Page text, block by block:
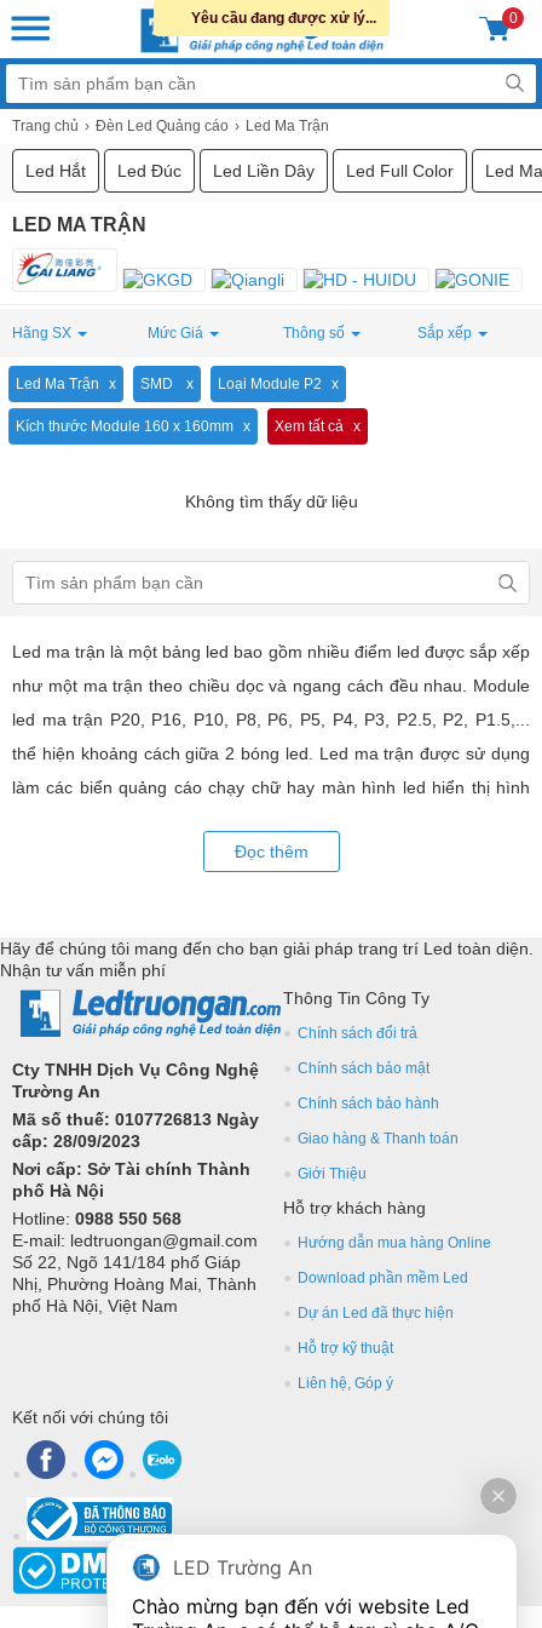
0
Trang chủ Đèn Led Quảng cáo Led Ma Trận
Led Hắt Led Đúc Led Liền Dây Led Full Color Led
LED MA TRẬN
Hãng SX Mức Giá Thông số Sắp xếp
Led Ma Trận SMD Loại Module P2
Kích thước Module 160 x 160mm Xem tất cả
Không tìm thấy dữ liệu
Led ma trận là một bảng led bao gồm nhiều điểm led được sắp xếp
như một ma trận theo chiều dọc và ngang cách đều nhau. Module
led ma trận P20, P16, P10, P8, P6, P5, P4, P3, P2.5, P2, P1.5,...
thể hiện khoảng cách giữa 2 bóng led. Led ma trận được sử dụng
làm các biển quảng cáo chạy chữ hay màn hình led hiển thị hình
nhiều lĩnh vực của cuộc sống. LED Trường An cung cấp tất cả các
YRL,...Tư vấn giả pháp, hỗ trợ kỹ thuật chuyên sâu cho các
ứng dụng trang trí led.
Đọc thêm
Hãy để chúng tôi mang đến cho bạn giải pháp trang trí Led toàn diện.
Nhận tư vấn miễn phí
Cty TNHH Dịch Vụ Công Nghệ
Trường An
Mã số thuế: 0107726813 Ngày
cấp: 28/09/2023
Nơi cấp: Sở Tài chính Thành
phố Hà Nội
Hotline: 0988 550 568
E-mail: ledtruongan@gmail.com
Số 22, Ngõ 141/184 phố Giáp
Nhị, Phường Hoàng Mai, Thành
phố Hà Nội, Việt Nam
Thông Tin Công Ty
Chính sách đổi trả
Chính sách bảo mật
Chính sách bảo hành
Giao hàng & Thanh toán
Giới Thiệu
Hỗ trợ khách hàng
Hướng dẫn mua hàng Online
Download phần mềm Led
Dự án Led đã thực hiện
Hỗ trợ kỹ thuật
Liên hệ, Góp ý
Kết nối với chúng tôi
Yêu cầu đang được xử lý...
LED Trường An
Chào mừng bạn đến với website Led